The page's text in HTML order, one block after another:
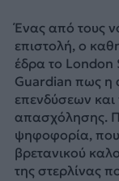
Ένας από τους
επιστολή, ο
έδρα το London
Guardian πως η
επενδύσεων και
απασχόλησης.
ψηφοφορία, που
βρετανικού
της στερλίνας